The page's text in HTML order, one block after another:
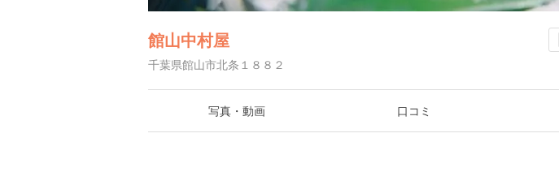
館山中村屋
千葉県館山市北条１８８２
写真・動画 口コミ